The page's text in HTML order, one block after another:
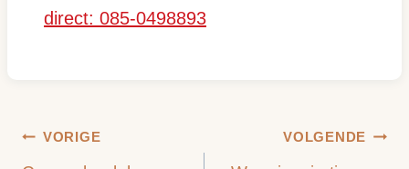
direct: 085-0498893
Bericht
VORIGE VOLGENDE